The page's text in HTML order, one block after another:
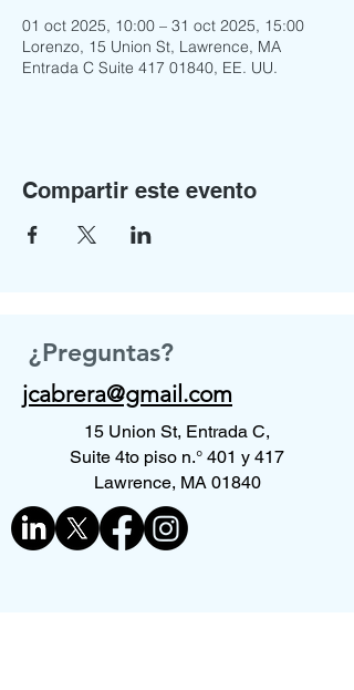
01 oct 2025, 10:00 – 31 oct 2025, 15:00
Lorenzo, 15 Union St, Lawrence, MA
Entrada C Suite 417 01840, EE. UU.
Compartir este evento
¿Preguntas?
jcabrera@gmail.com
15 Union St, Entrada C,
Suite 4to piso n.° 401 y 417
Lawrence, MA 01840